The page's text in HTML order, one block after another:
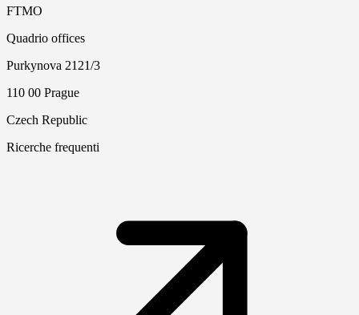
FTMO
Quadrio offices
Purkynova 2121/3
110 00 Prague
Czech Republic
Ricerche frequenti